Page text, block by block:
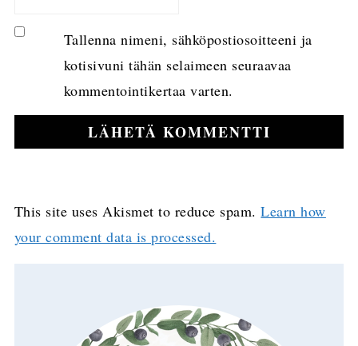
Tallenna nimeni, sähköpostiosoitteeni ja
kotisivuni tähän selaimeen seuraavaa
kommentointikertaa varten.
This site uses Akismet to reduce spam.Learn how
your comment data is processed.